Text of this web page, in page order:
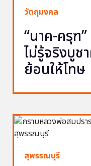
วัตถุมงคล
“นาค-ครุฑ
ไม่รู้จริงบูช
ย้อนให้โทษ
สุพรรณบุรี